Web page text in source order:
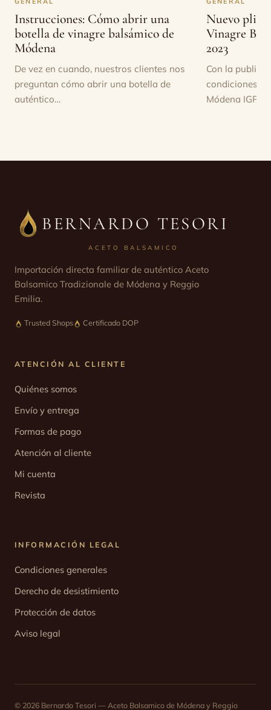
Instrucciones: Cómo abrir una
botella de vinagre balsámico de
Módena
De vez en cuando, nuestros clientes nos
preguntan cómo abrir una botella de
auténtico…
Nuevo
Vinagre
2023
Con la
condiciones
Módena IGP…
BERNARDO TESORI
ACETO BALSAMICO
Importación directa familiar de auténtico Aceto
Balsamico Tradizionale de Módena y Reggio
Emilia.
Trusted Shops Certificado DOP
ATENCIÓN AL CLIENTE
Quiénes somos
Envío y entrega
Formas de pago
Atención al cliente
Mi cuenta
Revista
INFORMACIÓN LEGAL
Condiciones generales
Derecho de desistimiento
Protección de datos
Aviso legal
© 2026 Bernardo Tesori — Aceto Balsamico de Módena y Reggio